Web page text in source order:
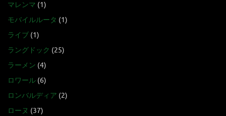
マレンマ (1)
モバイルルータ (1)
ライブ (1)
ラングドック (25)
ラーメン (4)
ロワール (6)
ロンバルディア (2)
ローヌ (37)